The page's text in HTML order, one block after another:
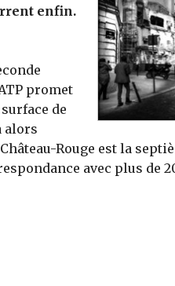
enfin.
promet
de
alors
Rouge est la
avec plus de